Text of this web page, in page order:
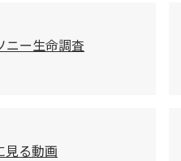
ー生命調査
る動画